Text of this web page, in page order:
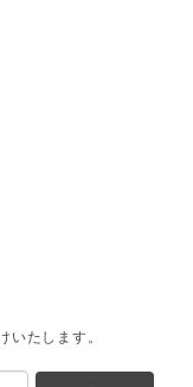
いたします。